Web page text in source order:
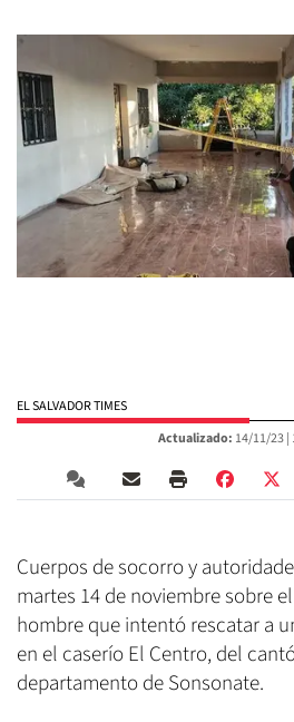
EL SALVADOR TIMES
Actualizado: 14/11/23 |
Cuerpos de socorro y
martes 14 de noviembre sobre
hombre que intentó rescatar a
en el caserío El Centro, del
departamento de Sonsonate.